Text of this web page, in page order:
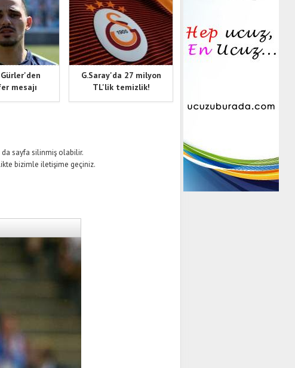
mesajı
G.Saray'da 27 milyon
TL'lik temizlik!
da sayfa silinmiş olabilir.
bizimle iletişime geçiniz.